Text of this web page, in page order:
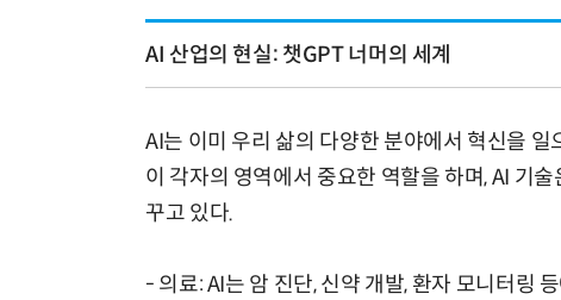
AI 산업의 현실: 챗GPT 너머의 세계
AI는 이미 우리 삶의 다양한 분야에서 혁신을
이 각자의 영역에서 중요한 역할을 하며, AI 기
꾸고 있다.
- 의료: AI는 암 진단, 신약 개발, 환자 모니터링